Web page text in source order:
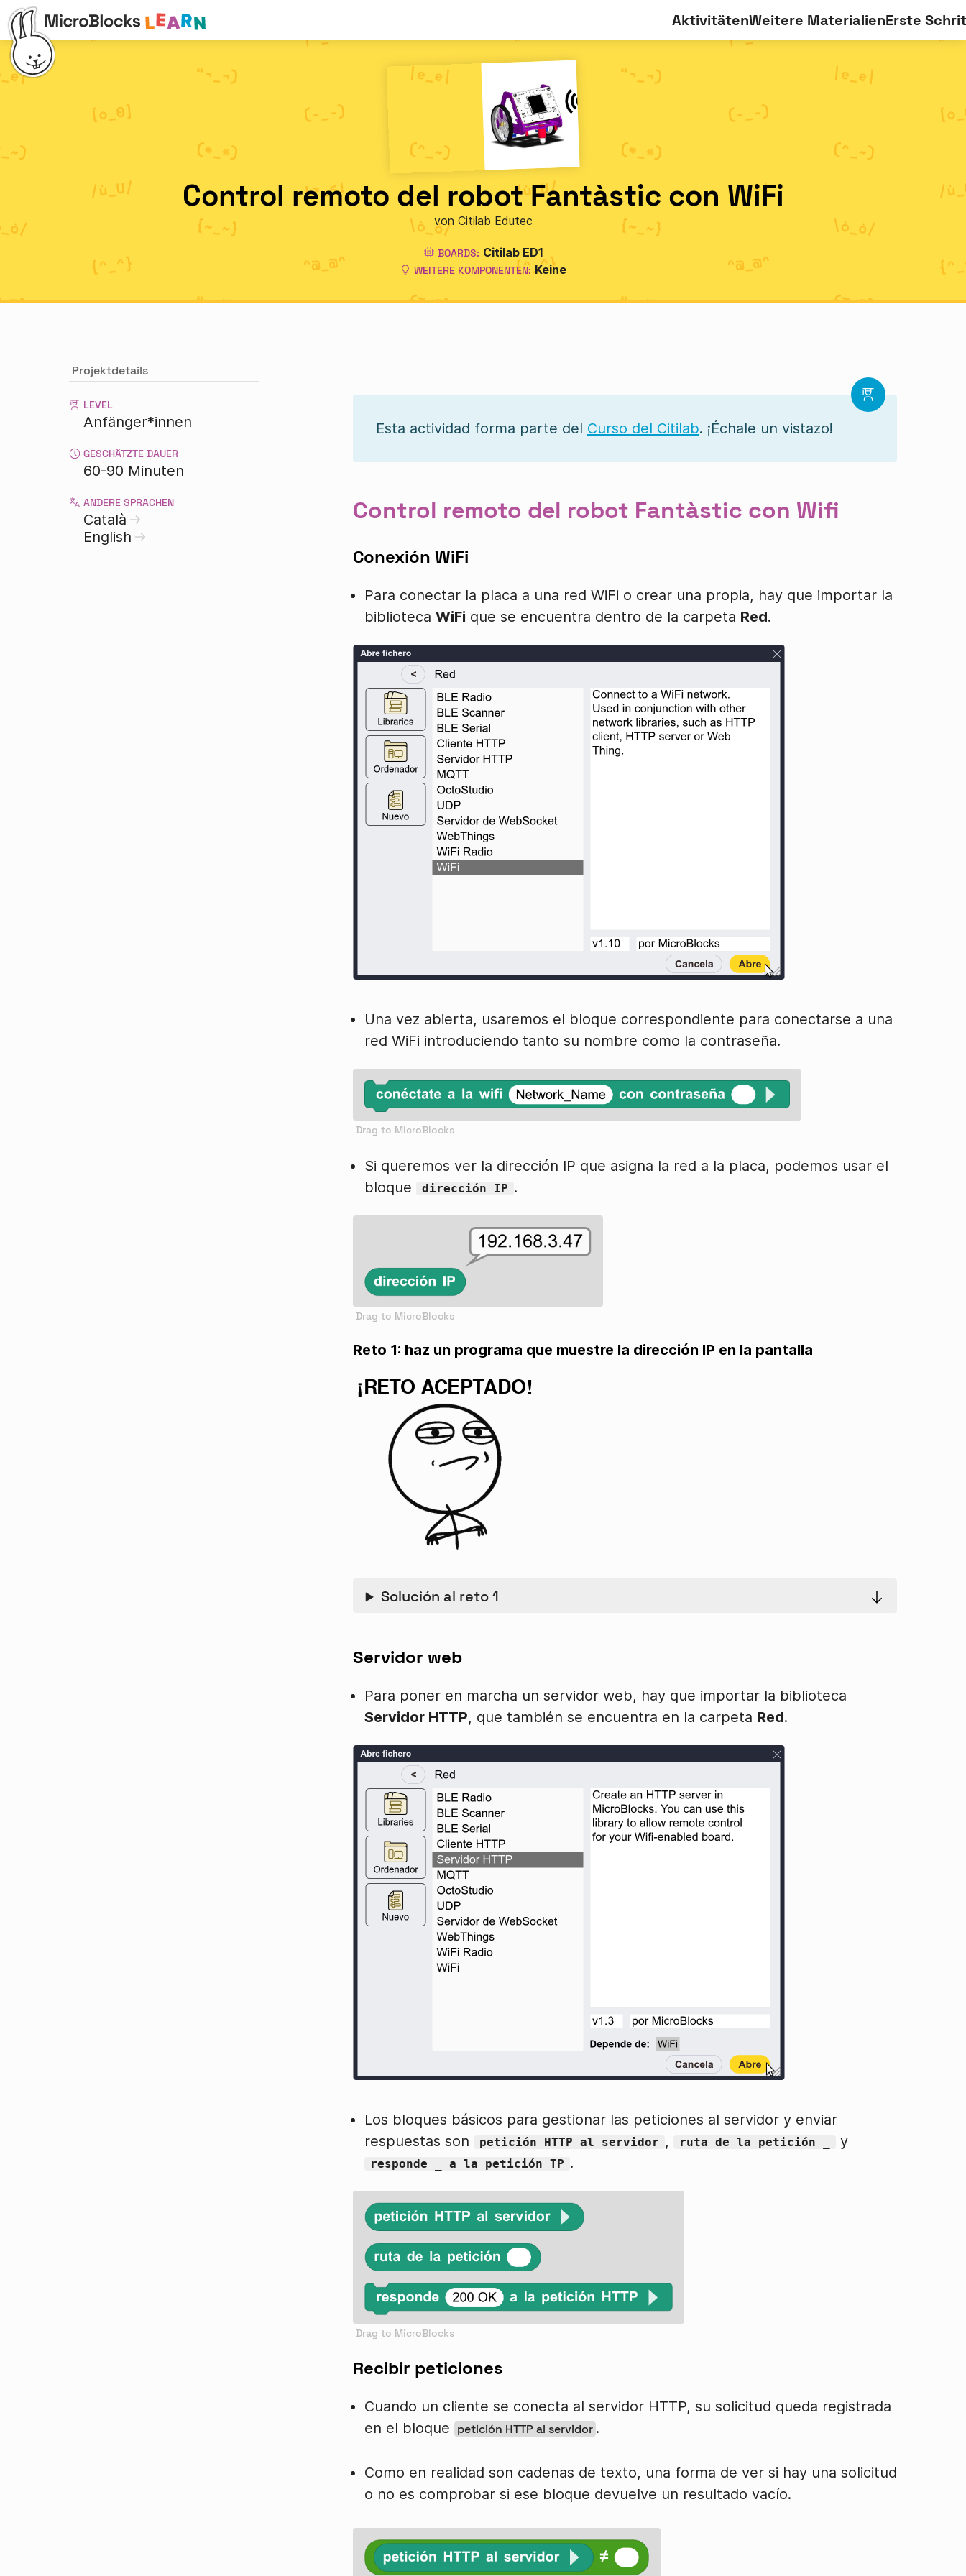
AktivitätenWeitere MaterialienErste
Control remoto del robot Fantàstic con WiFi
von Citilab Edutec
BOARDS: Citilab ED1
WEITERE KOMPONENTEN: Keine
Projektdetails
LEVEL
Anfänger*innen
GESCHÄTZTE DAUER
60-90 Minuten
ANDERE SPRACHEN
Català
English
Esta actividad forma parte del Curso del Citilab. ¡Échale un vistazo!
Control remoto del robot Fantàstic con Wifi
Conexión WiFi
Para conectar la placa a una red WiFi o crear una propia, hay que importar la
biblioteca WiFi que se encuentra dentro de la carpeta Red.
Una vez abierta, usaremos el bloque correspondiente para conectarse a una
red WiFi introduciendo tanto su nombre como la contraseña.
Si queremos ver la dirección IP que asigna la red a la placa, podemos usar el
bloque
dirección IP .
Reto 1: haz un programa que muestre la dirección IP en la pantalla
Solución al reto 1
Servidor web
Para poner en marcha un servidor web, hay que importar la biblioteca
Servidor HTTP, que también se encuentra en la carpeta Red.
Los bloques básicos para gestionar las peticiones al servidor y enviar
respuestas son
petición HTTP al servidor , ruta de la petición _ y
responde _ a la petición TP .
Recibir peticiones
Cuando un cliente se conecta al servidor HTTP, su solicitud queda registrada
en el bloque petición HTTP al servidor.
Como en realidad son cadenas de texto, una forma de ver si hay una solicitud
o no es comprobar si ese bloque devuelve un resultado vacío.